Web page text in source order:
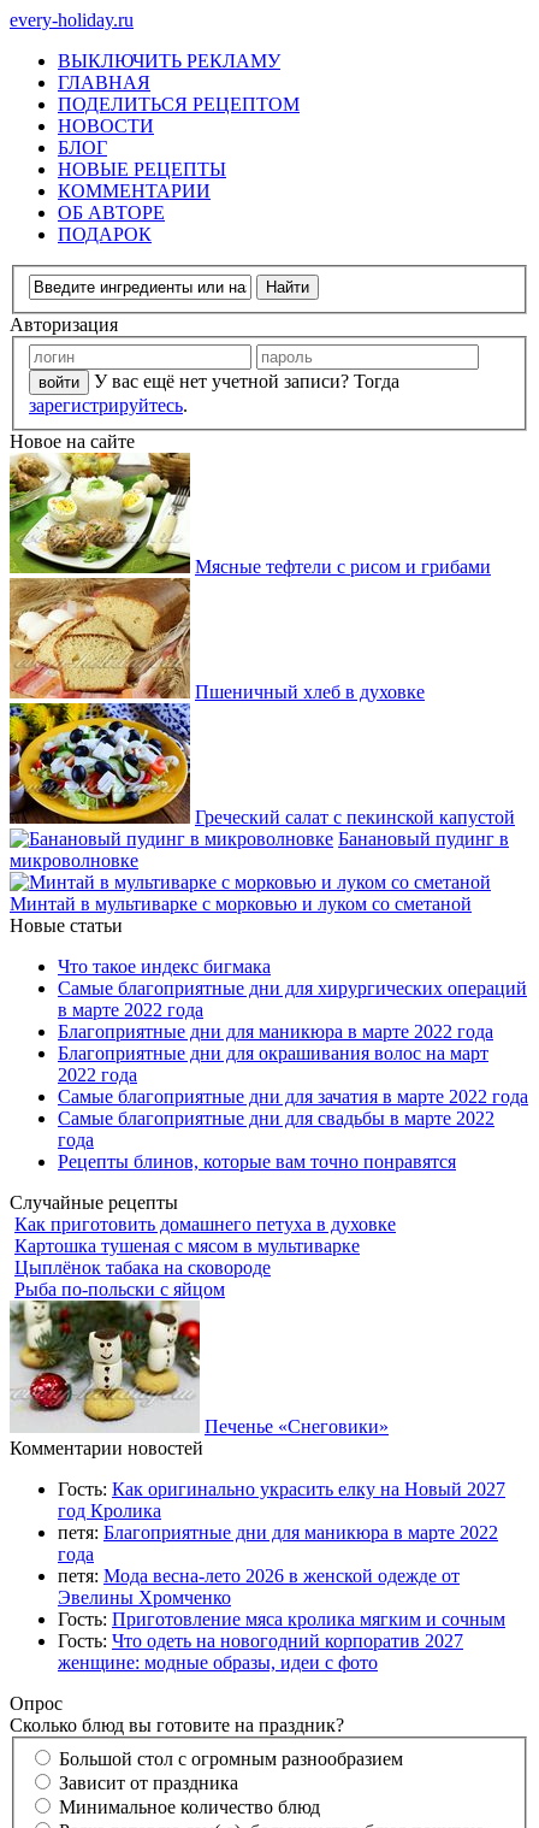
every-holiday.ru
ВЫКЛЮЧИТЬ РЕКЛАМУ
ГЛАВНАЯ
ПОДЕЛИТЬСЯ РЕЦЕПТОМ
НОВОСТИ
БЛОГ
НОВЫЕ РЕЦЕПТЫ
КОММЕНТАРИИ
ОБ АВТОРЕ
ПОДАРОК
Авторизация
У вас ещё нет учетной записи? Тогда
зарегистрируйтесь.
Новое на сайте
Мясные тефтели с рисом и грибами
Пшеничный хлеб в духовке
Греческий салат с пекинской капустой
Банановый пудинг в
микроволновке
Минтай в мультиварке с морковью и луком со сметаной
Новые статьи
Что такое индекс бигмака
Самые благоприятные дни для хирургических операций
в марте 2022 года
Благоприятные дни для маникюра в марте 2022 года
Благоприятные дни для окрашивания волос на март
2022 года
Самые благоприятные дни для зачатия в марте 2022 года
Самые благоприятные дни для свадьбы в марте 2022
года
Рецепты блинов, которые вам точно понравятся
Случайные рецепты
Как приготовить домашнего петуха в духовке
Картошка тушеная с мясом в мультиварке
Цыплёнок табака на сковороде
Рыба по-польски с яйцом
Печенье «Снеговики»
Комментарии новостей
Гость: Как оригинально украсить елку на Новый 2027
год Кролика
петя: Благоприятные дни для маникюра в марте 2022
года
петя: Мода весна-лето 2026 в женской одежде от
Эвелины Хромченко
Гость: Приготовление мяса кролика мягким и сочным
Гость: Что одеть на новогодний корпоратив 2027
женщине: модные образы, идеи с фото
Опрос
Сколько блюд вы готовите на праздник?
Большой стол с огромным разнообразием
Зависит от праздника
Минимальное количество блюд